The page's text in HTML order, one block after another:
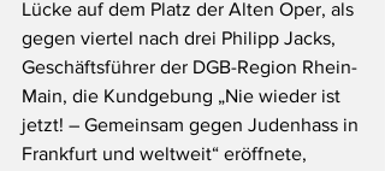
Lücke auf dem Platz der Alten Oper, als
gegen viertel nach drei Philipp Jacks,
Geschäftsführer der DGB-Region Rhein-
Main, die Kundgebung „Nie wieder ist
jetzt! – Gemeinsam gegen Judenhass in
Frankfurt und weltweit“ eröffnete,